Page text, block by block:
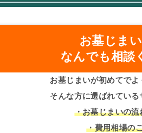
お墓じま
なんでも相談
お墓じまいが初めてでよ
そんな方に選ばれている
・お墓じまいの流
・費用相場の